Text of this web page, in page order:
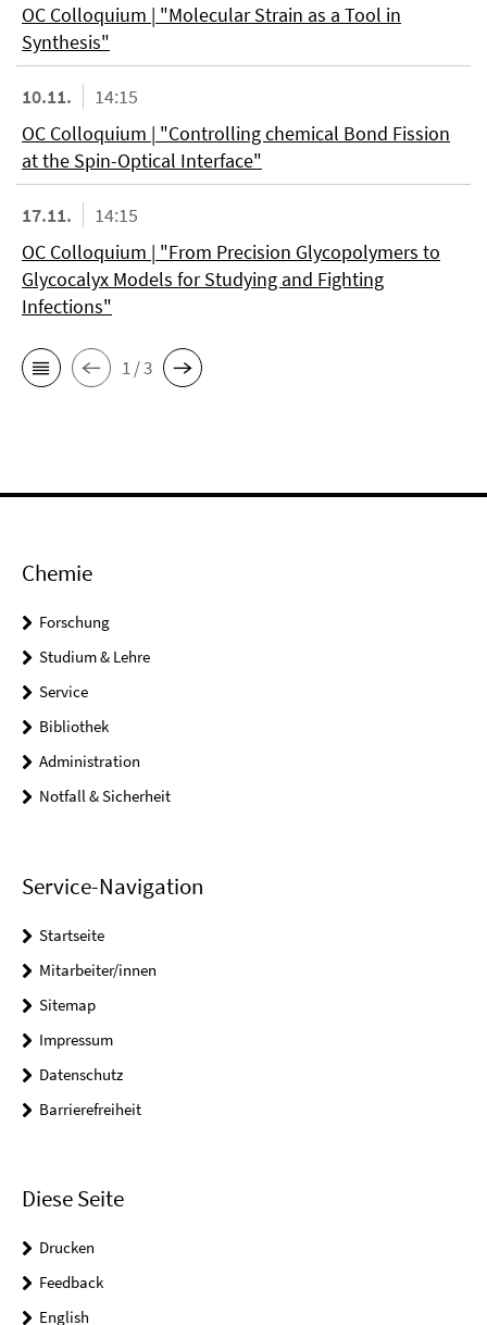
OC Colloquium | "Molecular Strain as a Tool in
Synthesis"
10.11.
14:15
OC Colloquium | "Controlling chemical Bond Fission
at the Spin-Optical Interface"
17.11.
14:15
OC Colloquium | "From Precision Glycopolymers to
Glycocalyx Models for Studying and Fighting
Infections"
1 / 3
Chemie
Forschung
Studium & Lehre
Service
Bibliothek
Administration
Notfall & Sicherheit
Service-Navigation
Startseite
Mitarbeiter/innen
Sitemap
Impressum
Datenschutz
Barrierefreiheit
Diese Seite
Drucken
Feedback
English